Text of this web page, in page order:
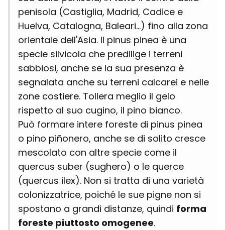
penisola (Castiglia, Madrid, Cadice e
Huelva, Catalogna, Baleari...) fino alla zona
orientale dell'Asia. Il pinus pinea è una
specie silvicola che predilige i terreni
sabbiosi, anche se la sua presenza è
segnalata anche su terreni calcarei e nelle
zone costiere. Tollera meglio il gelo
rispetto al suo cugino, il pino bianco.
Può formare intere foreste di pinus pinea
o pino piñonero, anche se di solito cresce
mescolato con altre specie come il
quercus suber (sughero) o le querce
(quercus ilex). Non si tratta di una varietà
colonizzatrice, poiché le sue pigne non si
spostano a grandi distanze, quindi forma
foreste piuttosto omogenee.